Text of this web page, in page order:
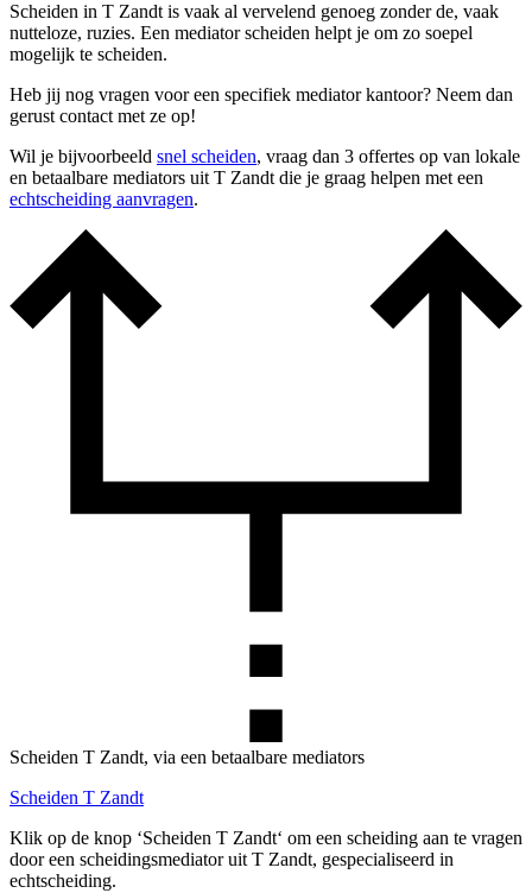
Scheiden in T Zandt is vaak al vervelend genoeg zonder de, vaak
nutteloze, ruzies. Een mediator scheiden helpt je om zo soepel
mogelijk te scheiden.
Heb jij nog vragen voor een specifiek mediator kantoor? Neem dan
gerust contact met ze op!
Wil je bijvoorbeeld snel scheiden, vraag dan 3 offertes op van lokale
en betaalbare mediators uit T Zandt die je graag helpen met een
echtscheiding aanvragen.
Scheiden T Zandt, via een betaalbare mediators
Scheiden T Zandt
Klik op de knop ‘Scheiden T Zandt‘ om een scheiding aan te vragen
door een scheidingsmediator uit T Zandt, gespecialiseerd in
echtscheiding.